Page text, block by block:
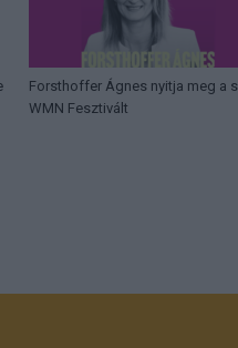
Forsthoffer Ágnes nyitja meg a
WMN Fesztivált